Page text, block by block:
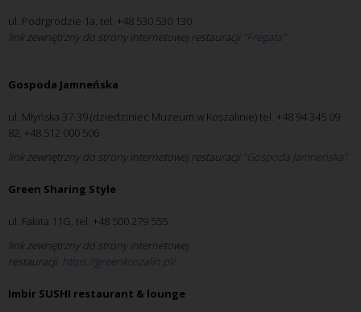
ul. Podrgrodzie 1a, tel. +48 530 530 130
link zewnętrzny do strony internetowej restauracji "Fregata"
Gospoda Jamneńska
ul. Młyńska 37-39 (dziedziniec Muzeum w Koszalinie) tel. +48 94 345 09
82, +48 512 000 506
link zewnętrzny do strony internetowej restauracji "Gospoda Jamneńska"
Green Sharing Style
ul. Fałata 11G, tel. +48 500 279 555
link zewnętrzny do strony internetowej
restauracji https://greenkoszalin.pl/
Imbir SUSHI restaurant & lounge